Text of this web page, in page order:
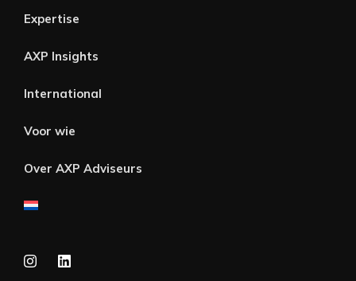
Expertise
AXP Insights
International
Voor wie
Over AXP Adviseurs